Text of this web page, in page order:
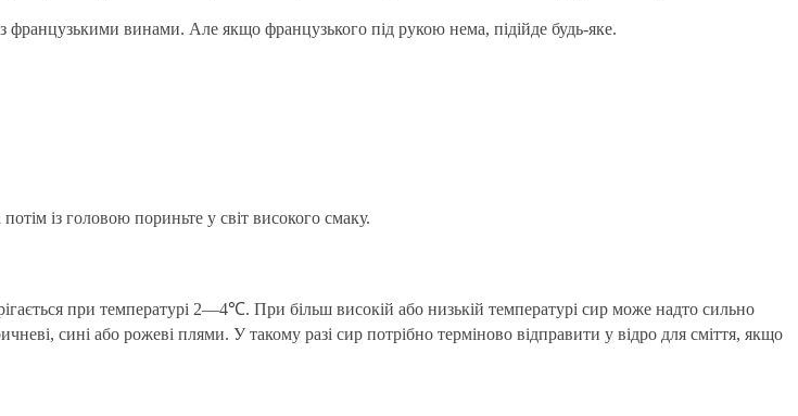
винами. Але якщо французького під рукою нема, підійде будь-яке.
із головою пориньте у світ високого смаку.
при температурі 2—4℃. При більш високій або низькій температурі сир може надто сильно
сині або рожеві плями. У такому разі сир потрібно терміново відправити у відро для сміття, якщо